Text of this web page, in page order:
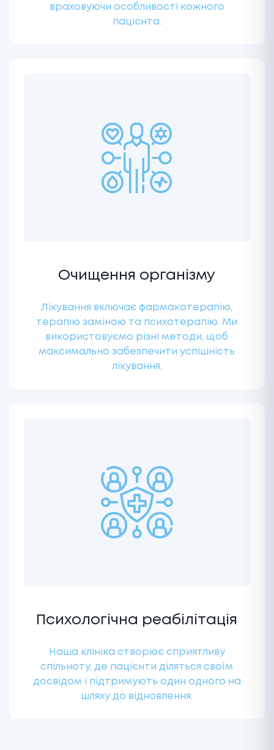
враховуючи особливості кожного
пацієнта.
Очищення організму
Лікування включає фармакотерапію,
терапію заміною та психотерапію. Ми
використовуємо різні методи, щоб
максимально забезпечити успішність
лікування.
Психологічна реабілітація
Наша клініка створює сприятливу
спільноту, де пацієнти діляться своїм
досвідом і підтримують один одного на
шляху до відновлення.